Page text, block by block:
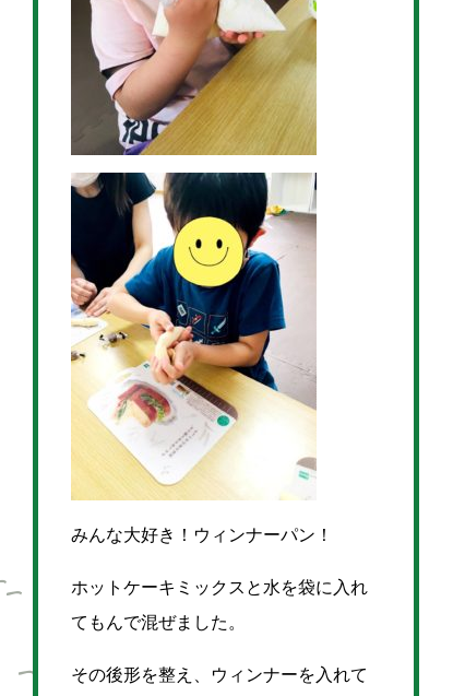
みんな大好き！ウィンナーパン！
ホットケーキミックスと水を袋に入れ
てもんで混ぜました。
その後形を整え、ウィンナーを入れて